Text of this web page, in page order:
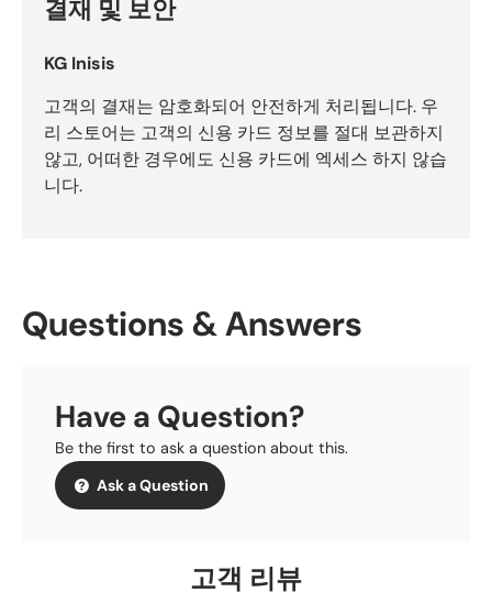
결재 및 보안
KG Inisis
고객의 결재는 암호화되어 안전하게 처리됩니다. 우
리 스토어는 고객의 신용 카드 정보를 절대 보관하지
않고, 어떠한 경우에도 신용 카드에 엑세스 하지 않습
니다.
Questions & Answers
Have a Question?
Be the first to ask a question about this.
Ask a Question
고객 리뷰